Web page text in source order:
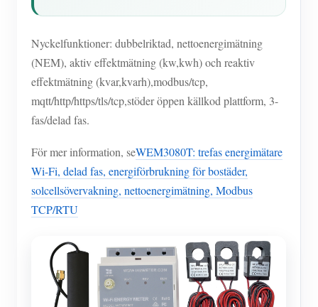
Nyckelfunktioner: dubbelriktad, nettoenergimätning
(NEM), aktiv effektmätning (kw,kwh) och reaktiv
effektmätning (kvar,kvarh),modbus/tcp,
mqtt/http/https/tls/tcp,stöder öppen källkod plattform, 3-
fas/delad fas.
För mer information, seWEM3080T: trefas energimätare
Wi-Fi, delad fas, energiförbrukning för bostäder,
solcellsövervakning, nettoenergimätning, Modbus
TCP/RTU